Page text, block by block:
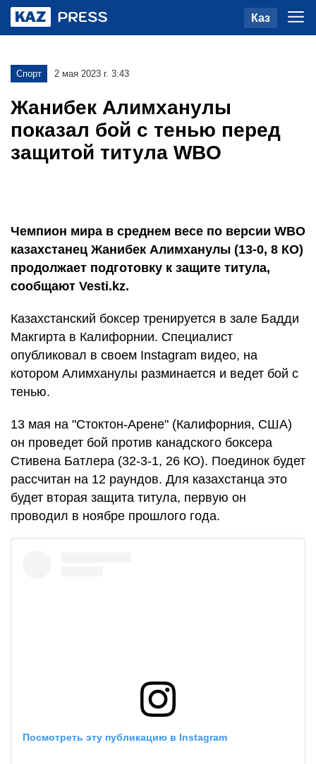
Каз
Спорт 2 мая 2023 г. 3:43
Жанибек Алимханулы
показал бой с тенью перед
защитой титула WBO
Чемпион мира в среднем весе по версии WBO
казахстанец Жанибек Алимханулы (13-0, 8 КО)
продолжает подготовку к защите титула,
сообщают Vesti.kz.
Казахстанский боксер тренируется в зале Бадди
Макгирта в Калифорнии. Специалист
опубликовал в своем Instagram видео, на
котором Алимханулы разминается и ведет бой с
тенью.
13 мая на "Стоктон-Арене" (Калифорния, США)
он проведет бой против канадского боксера
Стивена Батлера (32-3-1, 26 КО). Поединок будет
рассчитан на 12 раундов. Для казахстанца это
будет вторая защита титула, первую он
проводил в ноябре прошлого года.
Посмотреть эту публикацию в Instagram